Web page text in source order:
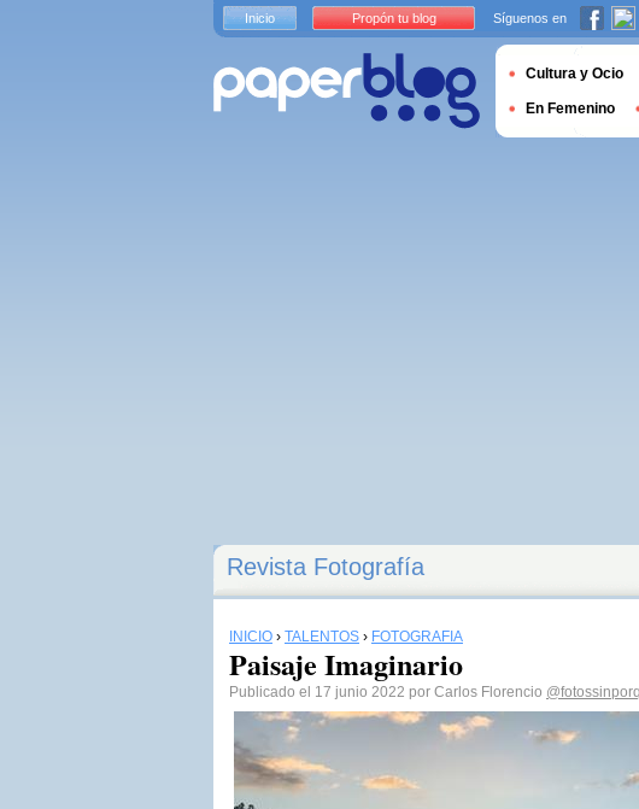
Revista Fotografía
INICIO › TALENTOS › FOTOGRAFÍA
Paisaje Imaginario
Publicado el 17 junio 2022 por Carlos Florencio
Inicio Propón tu blog Síguenos en
Cultura y Ocio
En Femenino